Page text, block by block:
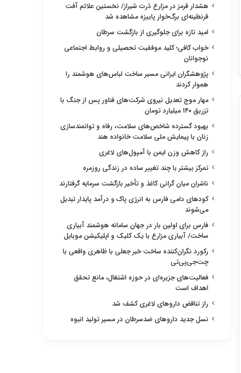
هشدار قرمز در مزارع ذرت شیراز/ نخستین علائم آفت
قرنطینه‌ای برگ‌خوار پاییزه مشاهده شد
امید تازه برای جلوگیری از بازگشت سرطان
خواب کافی؛ کلید موفقیت تحصیلی و روابط اجتماعی
نوجوانان
پژوهشگران ایرانی مسیر ساخت لباس‌های هوشمند را
هموار کردند
مهار موج تعدیل نیروی شرکت‌های فناور پس از جنگ با
تزریق ۱۴۰ میلیارد تومان
بهبود گسترده شاخص‌های سلامت، رفاه و توانمندسازی
زنان با پیمایش ملی سلامت خانواده هند
راز کاهش وزن ایمن با آمپول‌های لاغری
تمرکز بیشتر با چند تغییر ساده در زندگی روزمره
ناشران میان گرانی کاغذ و تأخیر بازگشت سرمایه گرفتارند
کودهای دامی فارس به انرژی پاک و درآمد پایدار تبدیل
می‌شوند
فارس برای اولین بار در جهان سامانه هوشمند آبیاری
ساخت/ آبیاری مزارع با یک کلیک و اپلیکیشن موبایل
رکورد نگران‌کننده ساخت خبر جعلی با ظاهری واقعی با
چت‌جی‌پی‌تی
فعالیت‌های جزیره‌ای در حوزه اشتغال، مانع تحقق
اهداف است
راز تناقض داروهای لاغری کشف شد
نسل جدید داروهای ضدسرطان در مسیر تولید انبوه